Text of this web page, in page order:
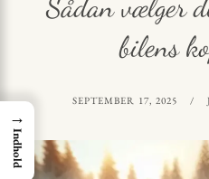
Sådan vælger
bilens
POSTED
SEPTEMBER 17, 2025
→
Indhold